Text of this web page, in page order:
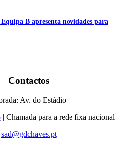
B apresenta novidades para
Contactos
Av. do Estádio
| Chamada para a rede fixa nacional
sad@gdchaves.pt